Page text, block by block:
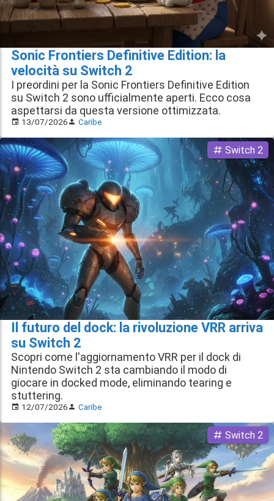
Sonic Frontiers Definitive Edition: la
velocità su Switch 2
I preordini per la Sonic Frontiers Definitive Edition
su Switch 2 sono ufficialmente aperti. Ecco cosa
aspettarsi da questa versione ottimizzata.
13/07/2026 Caribe
Il futuro del dock: la rivoluzione VRR arriva
su Switch 2
Switch 2
Scopri come l'aggiornamento VRR per il dock di
Nintendo Switch 2 sta cambiando il modo di
giocare in docked mode, eliminando tearing e
stuttering.
12/07/2026 Caribe
Switch 2